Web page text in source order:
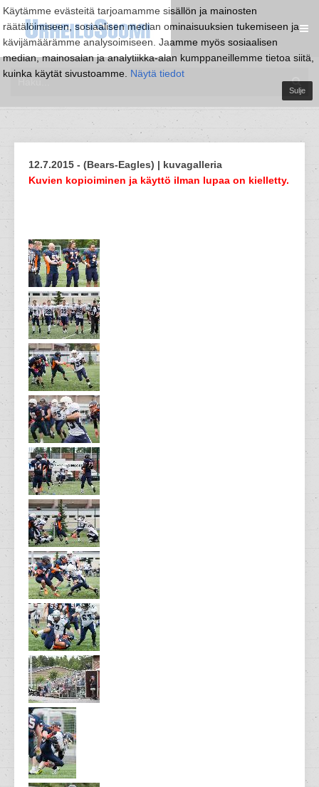
Käytämme evästeitä tarjoamamme sisällön ja mainosten
räätälöimiseen, sosiaalisen median ominaisuuksien tukemiseen ja
kävijämäärämme analysoimiseen. Jaamme myös sosiaalisen
median, mainosalan ja analytiikka-alan kumppaneillemme tietoa siitä,
kuinka käytät sivustoamme. Näytä tiedot
Sulje
12.7.2015 - (Bears-Eagles) | kuvagalleria
Kuvien kopioiminen ja käyttö ilman lupaa on kielletty.